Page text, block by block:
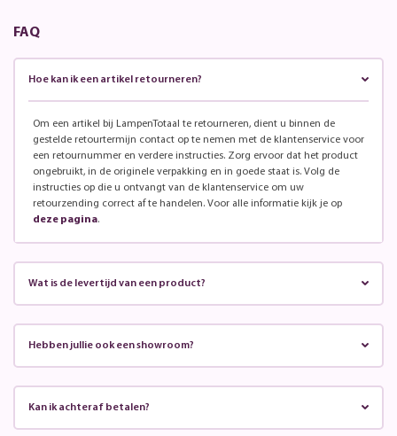
FAQ
Hoe kan ik een artikel retourneren?
Om een artikel bij LampenTotaal te retourneren, dient u binnen de
gestelde retourtermijn contact op te nemen met de klantenservice voor
een retournummer en verdere instructies. Zorg ervoor dat het product
ongebruikt, in de originele verpakking en in goede staat is. Volg de
instructies op die u ontvangt van de klantenservice om uw
retourzending correct af te handelen. Voor alle informatie kijk je op
deze pagina.
Wat is de levertijd van een product?
Hebben jullie ook een showroom?
Kan ik achteraf betalen?